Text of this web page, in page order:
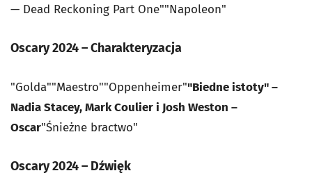
— Dead Reckoning Part One""Napoleon"
Oscary 2024 – Charakteryzacja
"Golda""Maestro""Oppenheimer""Biedne istoty" –
Nadia Stacey, Mark Coulier i Josh Weston –
Oscar"Śnieżne bractwo"
Oscary 2024 – Dźwięk